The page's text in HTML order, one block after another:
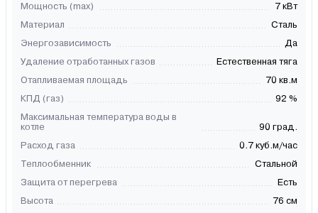
Мощность (max)
7 кВт
Материал
Сталь
Энергозависимость
Да
Удаление отработанных газов
Естественная тяга
Отапливаемая площадь
70 кв.м
КПД (газ)
92 %
Максимальная температура воды в
котле
90 град.
Расход газа
0.7 куб.м/час
Теплообменник
Стальной
Защита от перегрева
Есть
Высота
76 см